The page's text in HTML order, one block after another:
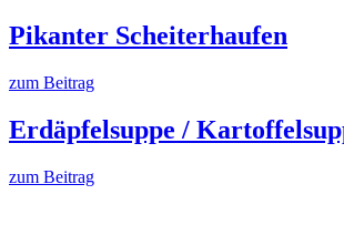
Pikanter Scheiterhaufen
zum Beitrag
Erdäpfelsuppe /
zum Beitrag